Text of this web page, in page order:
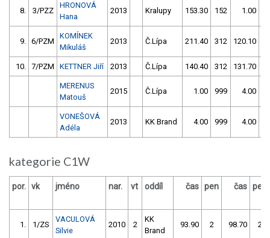
8. 3/PZZ
HRONOVÁ
Hana
2013 Kralupy 153.30 152 1.00
9. 6/PZM
KOMÍNEK
Mikuláš
2013 Č.Lípa 211.40 312 120.10
10. 7/PZM KETTNER Jiří 2013 Č.Lípa 140.40 312 131.70
MERENUS
Matouš
2015 Č.Lípa 1.00 999 4.00
VONEŠOVÁ
Adéla
2013 KK Brand 4.00 999 4.00
kategorie C1W
por. vk jméno nar. vt oddíl čas pen čas pen
1. 1/ZS
VACULOVÁ
Silvie
2010 2
KK
Brand
93.90 2 98.70 2